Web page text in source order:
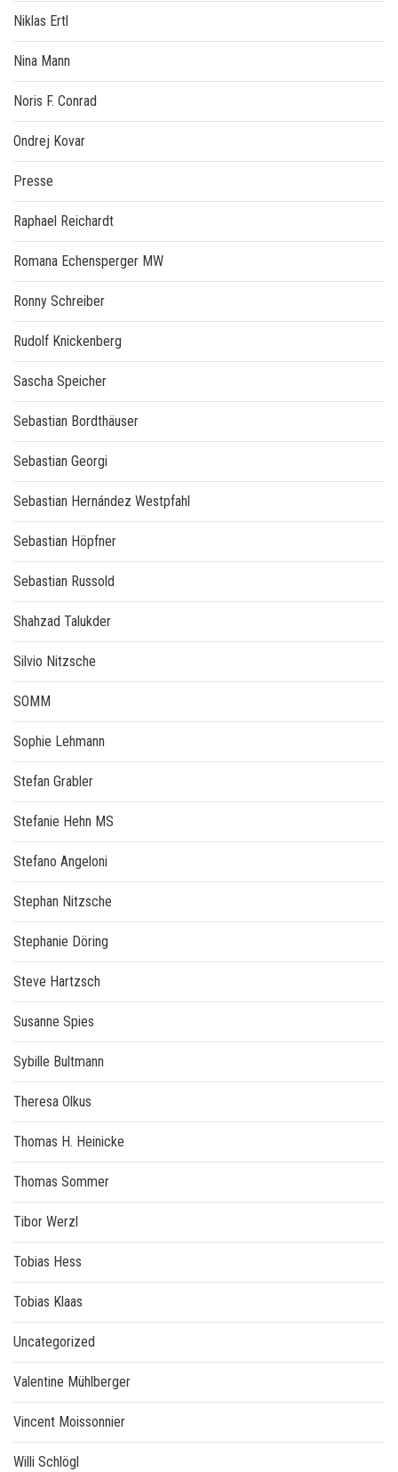
Niklas Ertl
Nina Mann
Noris F. Conrad
Ondrej Kovar
Presse
Raphael Reichardt
Romana Echensperger MW
Ronny Schreiber
Rudolf Knickenberg
Sascha Speicher
Sebastian Bordthäuser
Sebastian Georgi
Sebastian Hernández Westpfahl
Sebastian Höpfner
Sebastian Russold
Shahzad Talukder
Silvio Nitzsche
SOMM
Sophie Lehmann
Stefan Grabler
Stefanie Hehn MS
Stefano Angeloni
Stephan Nitzsche
Stephanie Döring
Steve Hartzsch
Susanne Spies
Sybille Bultmann
Theresa Olkus
Thomas H. Heinicke
Thomas Sommer
Tibor Werzl
Tobias Hess
Tobias Klaas
Uncategorized
Valentine Mühlberger
Vincent Moissonnier
Willi Schlögl